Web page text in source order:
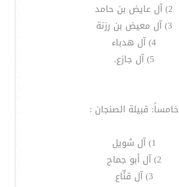
2) آل عايض بن حامد
3) آل معيض بن رزنة
4) آل هدباء
5) آل جازع.
خامساً: قبيلة الصنجان :
1) آل شويل
2) آل أبو جماح
3) آل قنِّاع